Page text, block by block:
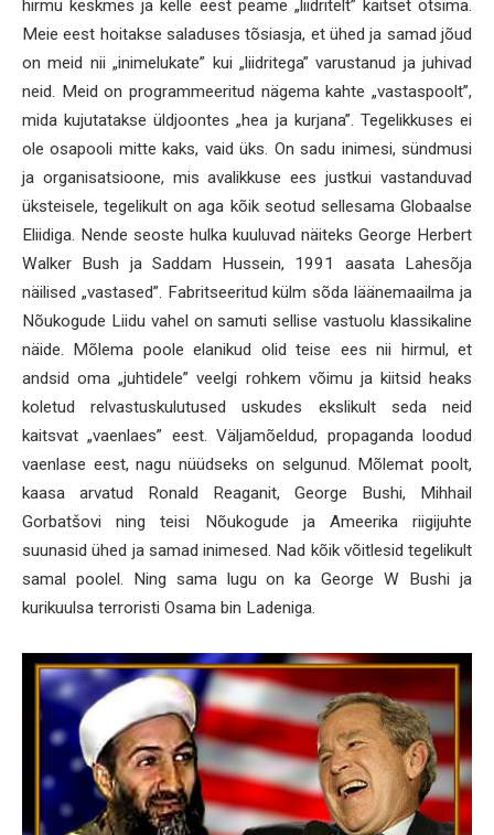
hirmu keskmes ja kelle eest peame „liidritelt” kaitset otsima.
Meie eest hoitakse saladuses tõsiasja, et ühed ja samad jõud
on meid nii „inimelukate” kui „liidritega” varustanud ja juhivad
neid. Meid on programmeeritud nägema kahte „vastaspoolt”,
mida kujutatakse üldjoontes „hea ja kurjana”. Tegelikkuses ei
ole osapooli mitte kaks, vaid üks. On sadu inimesi, sündmusi
ja organisatsioone, mis avalikkuse ees justkui vastanduvad
üksteisele, tegelikult on aga kõik seotud sellesama Globaalse
Eliidiga. Nende seoste hulka kuuluvad näiteks George Herbert
Walker Bush ja Saddam Hussein, 1991 aasata Lahesõja
näilised „vastased”. Fabritseeritud külm sõda läänemaailma ja
Nõukogude Liidu vahel on samuti sellise vastuolu klassikaline
näide. Mõlema poole elanikud olid teise ees nii hirmul, et
andsid oma „juhtidele” veelgi rohkem võimu ja kiitsid heaks
koletud relvastuskulutused uskudes ekslikult seda neid
kaitsvat „vaenlaes” eest. Väljamõeldud, propaganda loodud
vaenlase eest, nagu nüüdseks on selgunud. Mõlemat poolt,
kaasa arvatud Ronald Reaganit, George Bushi, Mihhail
Gorbatšovi ning teisi Nõukogude ja Ameerika riigijuhte
suunasid ühed ja samad inimesed. Nad kõik võitlesid tegelikult
samal poolel. Ning sama lugu on ka George W Bushi ja
kurikuulsa terroristi Osama bin Ladeniga.